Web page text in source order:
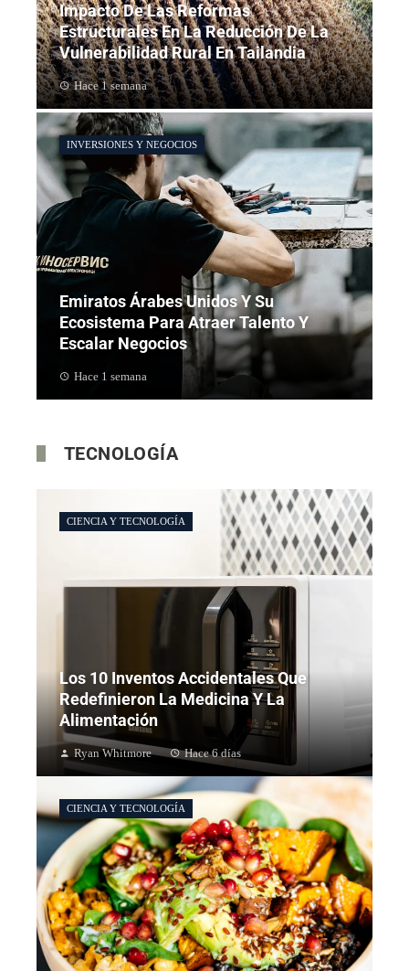
Impacto De Las Reformas
Estructurales En La Reducción De La
Vulnerabilidad Rural En Tailandia
Hace 1 semana
INVERSIONES Y NEGOCIOS
Emiratos Árabes Unidos Y Su
Ecosistema Para Atraer Talento Y
Escalar Negocios
Hace 1 semana
TECNOLOGÍA
CIENCIA Y TECNOLOGÍA
Los 10 Inventos Accidentales Que
Redefinieron La Medicina Y La
Alimentación
Ryan Whitmore Hace 6 días
CIENCIA Y TECNOLOGÍA